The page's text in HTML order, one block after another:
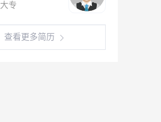
大专
查看更多简历